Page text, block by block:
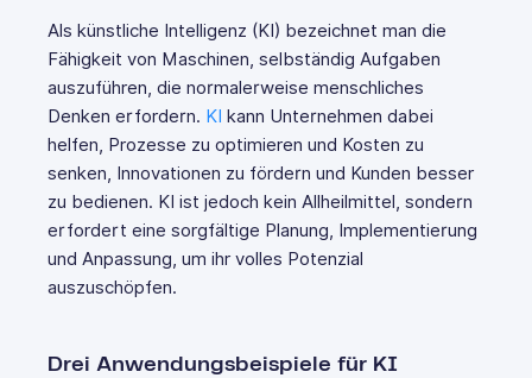
Als künstliche Intelligenz (KI) bezeichnet man die
Fähigkeit von Maschinen, selbständig Aufgaben
auszuführen, die normalerweise menschliches
Denken erfordern. KI kann Unternehmen dabei
helfen, Prozesse zu optimieren und Kosten zu
senken, Innovationen zu fördern und Kunden besser
zu bedienen. KI ist jedoch kein Allheilmittel, sondern
erfordert eine sorgfältige Planung, Implementierung
und Anpassung, um ihr volles Potenzial
auszuschöpfen.
Drei Anwendungsbeispiele für KI